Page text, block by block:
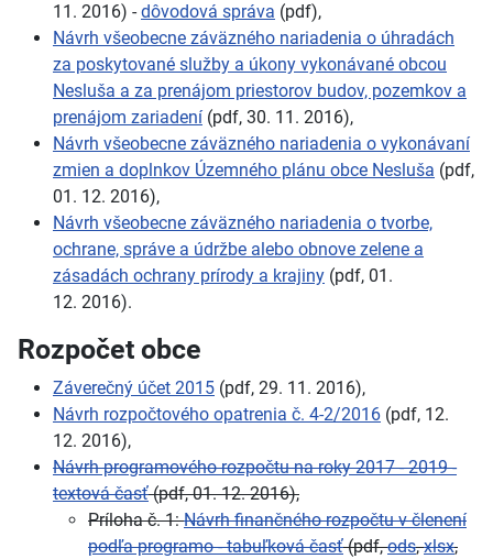
11. 2016) -dôvodová správa (pdf),
Návrh všeobecne záväzného nariadenia o úhradách
za poskytované služby a úkony vykonávané obcou
Nesluša a za prenájom priestorov budov, pozemkov a
prenájom zariadení (pdf, 30. 11. 2016),
Návrh všeobecne záväzného nariadenia o vykonávaní
zmien a doplnkov Územného plánu obce Nesluša (pdf,
01. 12. 2016),
Návrh všeobecne záväzného nariadenia o tvorbe,
ochrane, správe a údržbe alebo obnove zelene a
zásadách ochrany prírody a krajiny (pdf, 01.
12. 2016).
Rozpočet obce
Záverečný účet 2015 (pdf, 29. 11. 2016),
Návrh rozpočtového opatrenia č. 4-2/2016 (pdf, 12.
12. 2016),
Návrh programového rozpočtu na roky 2017 - 2019 -
textová časť(pdf, 01. 12. 2016),
Príloha č. 1:Návrh finančného rozpočtu v členení
podľa programo - tabuľková časť(pdf,ods,xlsx,